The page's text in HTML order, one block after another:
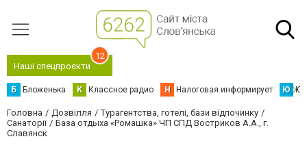
Наші спецпроєкти
12
Б Бложенька К Классное радио Н Налоговая информирует Ю
Головна Дозвілля
Турагентства, готелі, бази відпочинку
Санаторії
База отдыха «Ромашка» ЧП СПД Востриков А.А., г.
Славянск